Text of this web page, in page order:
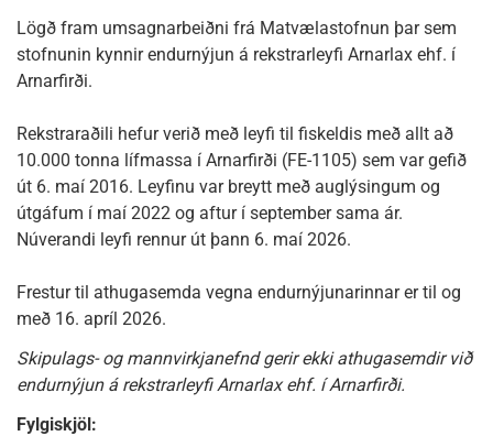
Lögð fram umsagnarbeiðni frá Matvælastofnun þar sem
stofnunin kynnir endurnýjun á rekstrarleyfi Arnarlax ehf. í
Arnarfirði.
Rekstraraðili hefur verið með leyfi til fiskeldis með allt að
10.000 tonna lífmassa í Arnarfirði (FE-1105) sem var gefið
út 6. maí 2016. Leyfinu var breytt með auglýsingum og
útgáfum í maí 2022 og aftur í september sama ár.
Núverandi leyfi rennur út þann 6. maí 2026.
Frestur til athugasemda vegna endurnýjunarinnar er til og
með 16. apríl 2026.
Skipulags- og mannvirkjanefnd gerir ekki athugasemdir við
endurnýjun á rekstrarleyfi Arnarlax ehf. í Arnarfirði.
Fylgiskjöl: